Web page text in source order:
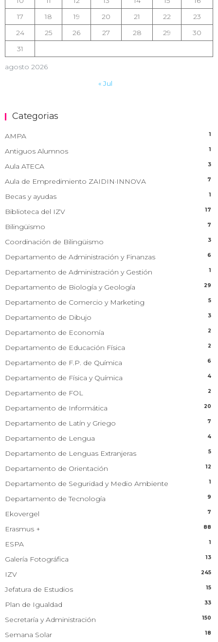
agosto 2026
17
18 19 20 21 22
23
24
25 26 27 28 29
30
31
« Jul
Categorias
AMPA 1
Antiguos Alumnos 1
Aula ATECA 3
Aula de Empredimiento ZAIDIN·INNOVA 7
Becas y ayudas 1
Biblioteca del IZV 17
Bilingüismo 7
Coordinación de Bilingüismo 3
Departamento de Administración y Finanzas 6
Departamento de Administración y Gestión 1
Departamento de Biología y Geología 29
Departamento de Comercio y Marketing 5
Departamento de Dibujo 3
Departamento de Economía 2
Departamento de Educación Física 2
Departamento de F.P. de Química 6
Departamento de Física y Química 4
Departamento de FOL 2
Departamento de Informática 20
Departamento de Latín y Griego 7
Departamento de Lengua 4
Departamento de Lenguas Extranjeras 5
Departamento de Orientación 12
Departamento de Seguridad y Medio Ambiente 1
Departamento de Tecnología 9
Ekovergel 7
Erasmus + 88
ESPA 1
Galería Fotográfica 13
IZV 245
Jefatura de Estudios 15
Plan de Igualdad 33
Secretaría y Administración 150
Semana Solar 18